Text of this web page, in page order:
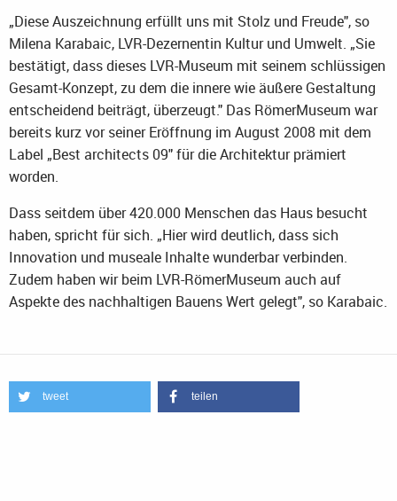
„Diese Auszeichnung erfüllt uns mit Stolz und Freude", so
Milena Karabaic, LVR-Dezernentin Kultur und Umwelt. „Sie
bestätigt, dass dieses LVR-Museum mit seinem schlüssigen
Gesamt-Konzept, zu dem die innere wie äußere Gestaltung
entscheidend beiträgt, überzeugt." Das RömerMuseum war
bereits kurz vor seiner Eröffnung im August 2008 mit dem
Label „Best architects 09" für die Architektur prämiert
worden.
Dass seitdem über 420.000 Menschen das Haus besucht
haben, spricht für sich. „Hier wird deutlich, dass sich
Innovation und museale Inhalte wunderbar verbinden.
Zudem haben wir beim LVR-RömerMuseum auch auf
Aspekte des nachhaltigen Bauens Wert gelegt", so Karabaic.
tweet teilen